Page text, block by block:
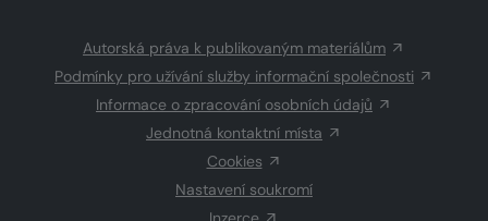
Autorská práva k publikovaným materiálům
Podmínky pro užívání služby informační společnosti
Informace o zpracování osobních údajů
Jednotná kontaktní místa
Cookies
Nastavení soukromí